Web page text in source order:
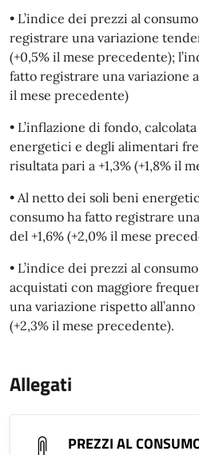
• L’indice dei prezzi al
registrare una variazione
(+0,5% il mese precedente);
fatto registrare una variazione
il mese precedente)
• L’inflazione di fondo,
energetici e degli alimentari
risultata pari a +1,3% (+1,8% il
• Al netto dei soli beni
consumo ha fatto registrare
del +1,6% (+2,0% il mese
• L’indice dei prezzi al
acquistati con maggiore
una variazione rispetto
(+2,3% il mese precedente).
Allegati
PREZZI AL